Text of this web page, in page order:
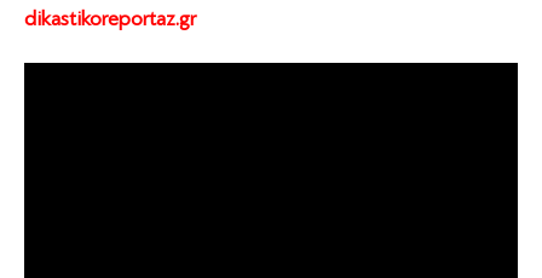
dikastikoreportaz.gr